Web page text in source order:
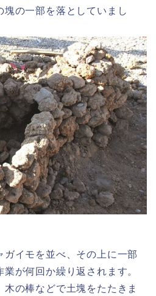
塊の一部を落としていまし
ガイモを並べ、その上に一部
が何回か繰り返されます。
の棒などで土塊をたたきま